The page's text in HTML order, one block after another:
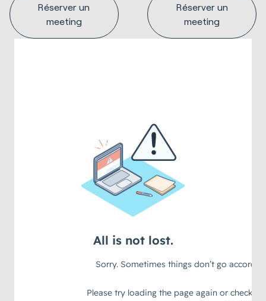
Réserver un
meeting
Réserver un
meeting